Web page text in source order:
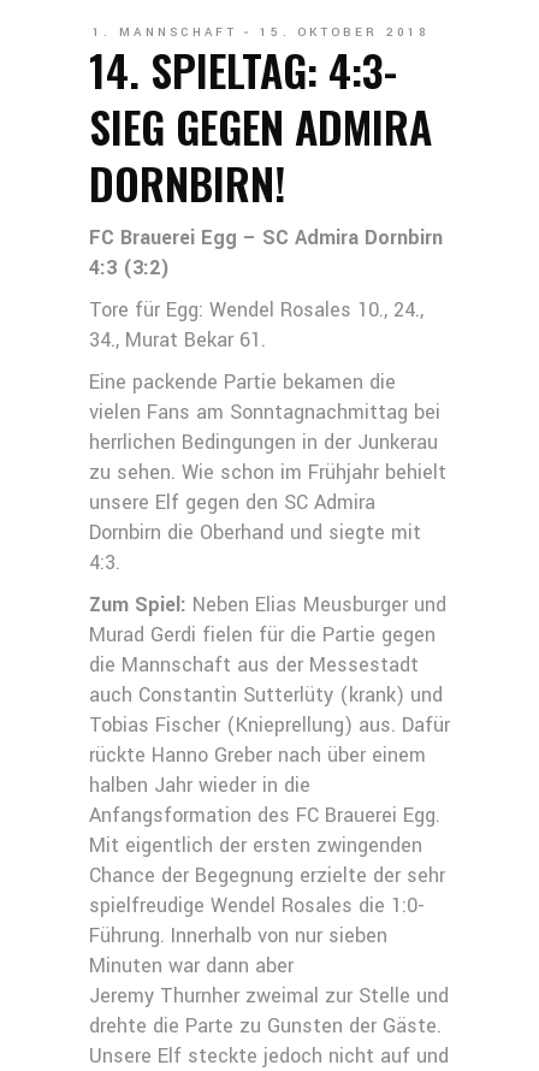
1. MANNSCHAFT 15. OKTOBER 2018
14. SPIELTAG: 4:3-
SIEG GEGEN ADMIRA
DORNBIRN!
FC Brauerei Egg – SC Admira Dornbirn
4:3 (3:2)
Tore für Egg: Wendel Rosales 10., 24.,
34., Murat Bekar 61.
Eine packende Partie bekamen die
vielen Fans am Sonntagnachmittag bei
herrlichen Bedingungen in der Junkerau
zu sehen. Wie schon im Frühjahr behielt
unsere Elf gegen den SC Admira
Dornbirn die Oberhand und siegte mit
4:3.
Zum Spiel: Neben Elias Meusburger und
Murad Gerdi fielen für die Partie gegen
die Mannschaft aus der Messestadt
auch Constantin Sutterlüty (krank) und
Tobias Fischer (Knieprellung) aus. Dafür
rückte Hanno Greber nach über einem
halben Jahr wieder in die
Anfangsformation des FC Brauerei Egg.
Mit eigentlich der ersten zwingenden
Chance der Begegnung erzielte der sehr
spielfreudige Wendel Rosales die 1:0-
Führung. Innerhalb von nur sieben
Minuten war dann aber
Jeremy Thurnher zweimal zur Stelle und
drehte die Parte zu Gunsten der Gäste.
Unsere Elf steckte jedoch nicht auf und